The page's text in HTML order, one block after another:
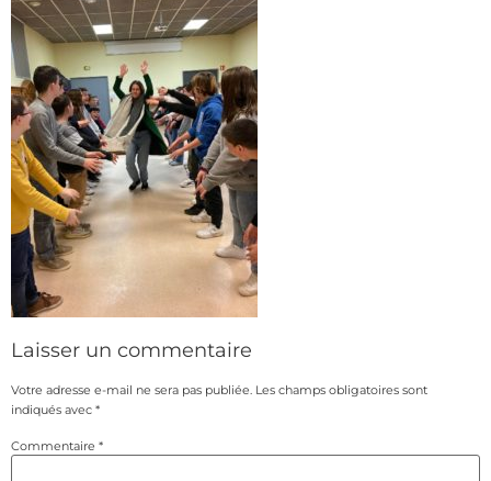
Laisser un commentaire
Votre adresse e-mail ne sera pas publiée. Les champs obligatoires sont
indiqués avec *
Commentaire *